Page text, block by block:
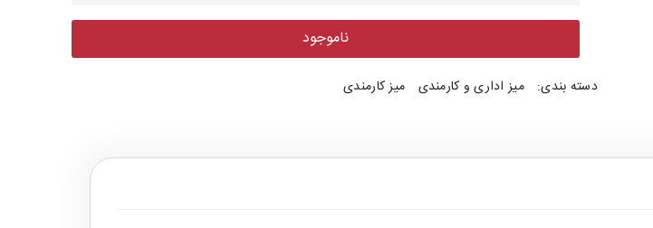
ناموجود
دسته بندی: میز اداری و کارمندی میز کارمندی